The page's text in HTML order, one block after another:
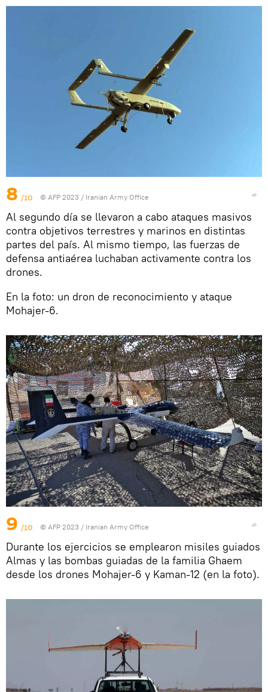
8 /10 © AFP 2023 / Iranian Army Office
Al segundo día se llevaron a cabo ataques masivos
contra objetivos terrestres y marinos en distintas
partes del país. Al mismo tiempo, las fuerzas de
defensa antiaérea luchaban activamente contra los
drones.
En la foto: un dron de reconocimiento y ataque
Mohajer-6.
9 /10 © AFP 2023 / Iranian Army Office
Durante los ejercicios se emplearon misiles guiados
Almas y las bombas guiadas de la familia Ghaem
desde los drones Mohajer-6 y Kaman-12 (en la foto).